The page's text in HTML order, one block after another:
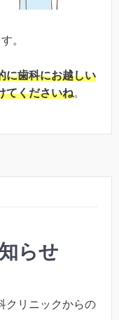
。
に歯科にお越しい
てくださいね。
らせ
クリニックからの